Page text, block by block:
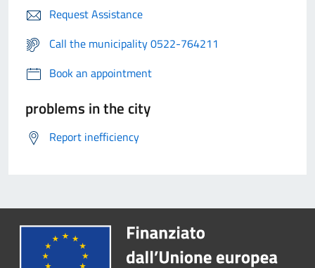
Request Assistance
Call the municipality 0522-764211
Book an appointment
problems in the city
Report inefficiency